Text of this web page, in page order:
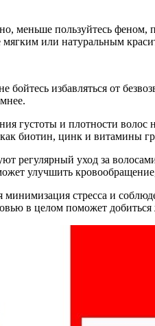
меньше пользуйтесь
мягким или натуральным
бойтесь избавляться от
густоты и плотности
биотин, цинк и витамины
регулярный уход за
улучшить
стресса и
в целом поможет добиться